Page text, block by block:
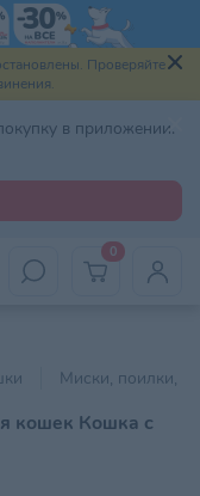
Проверяйте
в приложении.
0
Миски, поилки,
кошек Кошка с